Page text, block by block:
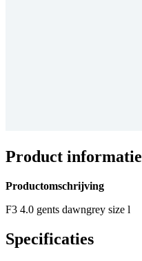
Product informatie
Productomschrijving
F3 4.0 gents dawngrey size l
Specificaties